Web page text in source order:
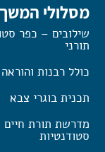
מסלולי המשך
שילובים – כפר
תורני
כולל רבנות והוראה
תכנית בוגרי צבא
מדרשת תורת
סטודנטיות